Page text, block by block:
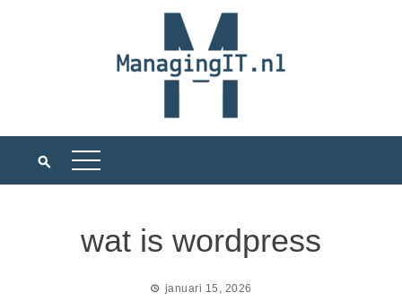
wat is wordpress
januari 15, 2026